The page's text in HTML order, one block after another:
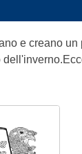
e creano